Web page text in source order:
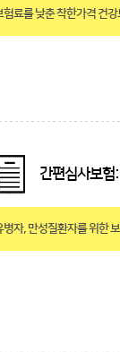
험료를 낮춘 착한가격 건강
간편심사보험
병자, 만성질환자를 위한